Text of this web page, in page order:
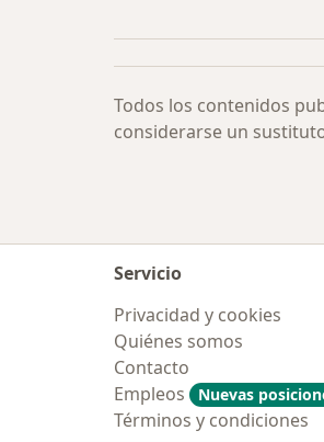
Todos los contenidos
considerarse un
Servicio
Privacidad y cookies
Quiénes somos
Contacto
Empleos
Nuevas
Términos y condiciones